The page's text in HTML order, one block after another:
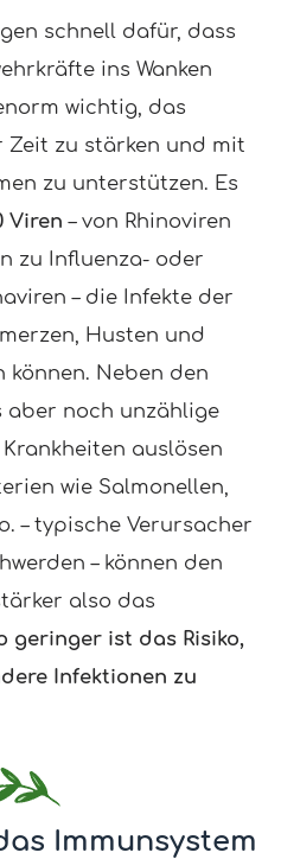
schnell dafür, dass
ins Wanken
wichtig, das
Zeit zu stärken und mit
zu unterstützen. Es
Viren – von Rhinoviren
zu Influenza- oder
– die Infekte der
Husten und
Neben den
aber noch unzählige
auslösen
wie Salmonellen,
– typische Verursacher
– können den
also das
geringer ist das Risiko,
Infektionen zu
Immunsystem